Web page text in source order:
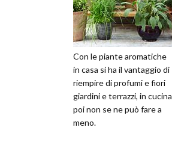
Con le piante aromatiche
in casa si ha il vantaggio di
riempire di profumi e fiori
giardini e terrazzi, in cucina
poi non se ne può fare a
meno.